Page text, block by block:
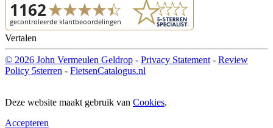
Vertalen
© 2026 John Vermeulen Geldrop - Privacy Statement - Review
Policy 5sterren - FietsenCatalogus.nl
Deze website maakt gebruik van Cookies.
Accepteren